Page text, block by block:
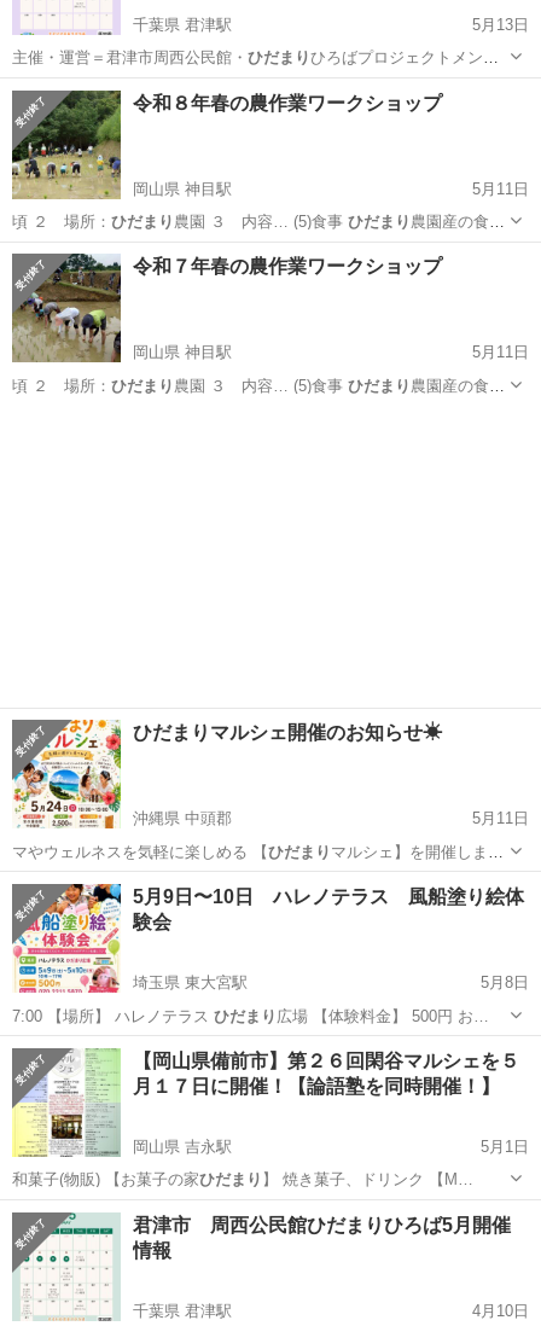
千葉県 君津駅
5月13日
主催・運営＝君津市周西公民館・ ひだまりひろばプロジェクトメンバ
ー W…
千葉 君津市 君津駅 地域/お祭り ひだまり
令和８年春の農作業ワークショップ
岡山県 神目駅
5月11日
頃 ２ 場所： ひだまり 農園 ３ 内容… (5)食事 ひだまり 農園産の食材
で簡…
岡山 久米郡 神目駅 ワークショップ サツマイモ
令和７年春の農作業ワークショップ
岡山県 神目駅
5月11日
頃 ２ 場所： ひだまり 農園 ３ 内容… (5)食事 ひだまり 農園産の食材
ひだまりマルシェ開催のお知らせ☀
沖縄県 中頭郡
5月11日
マやウェルネスを気軽に楽しめる 【ひだまり マルシェ】を開催します
𓂃𓈒𓏸🎀 …
沖縄 中頭郡 ワークショップ
5月9日〜10日 ハレノテラス 風船塗り絵体
験会
埼玉県 東大宮駅
5月8日
7:00 【場所】 ハレノテラス ひだまり 広場 【体験料金】 500円 お…
埼玉 さいたま市 東大宮駅 ワークショップ
ハレノテラス
【岡山県備前市】第２６回閑谷マルシェを５
月１７日に開催！【論語塾を同時開催！】
岡山県 吉永駅
5月1日
和菓子(物販) 【お菓子の家ひだまり 】 焼き菓子、ドリンク 【M…
岡山 備前市 吉永駅 地域/お祭り 雑貨
君津市 周西公民館ひだまりひろば5月開催
情報
千葉県 君津駅
4月10日